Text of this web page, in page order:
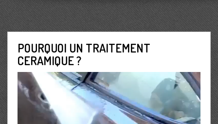
POURQUOI UN TRAITEMENT
CERAMIQUE ?
Lecteur
vidéo